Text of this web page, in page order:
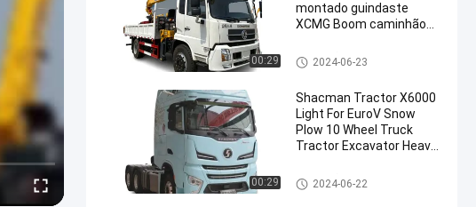
00:29
montado guindaste
XCMG Boom caminhão
caminhão do guindaste
2024-06-23
00:29
Shacman Tractor X6000
Light For EuroV Snow
Plow 10 Wheel Truck
Tractor Excavator Heavy
caminhão do trator do shacm
an
2024-06-22